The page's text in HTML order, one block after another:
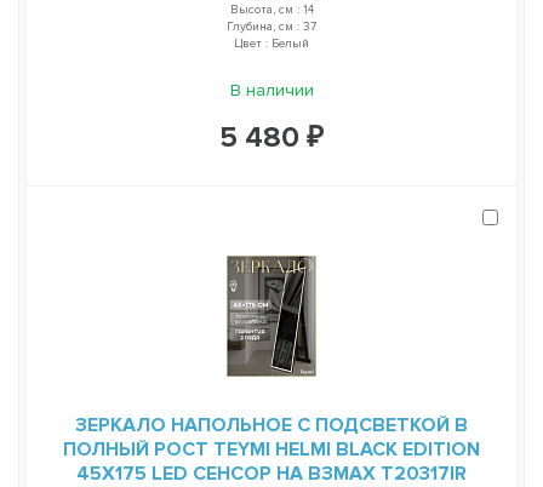
Высота, см : 14
Глубина, см : 37
Цвет : Белый
В наличии
5 480 ₽
ЗЕРКАЛО НАПОЛЬНОЕ С ПОДСВЕТКОЙ В
ПОЛНЫЙ РОСТ TEYMI HELMI BLACK EDITION
45Х175 LED СЕНСОР НА ВЗМАХ T20317IR